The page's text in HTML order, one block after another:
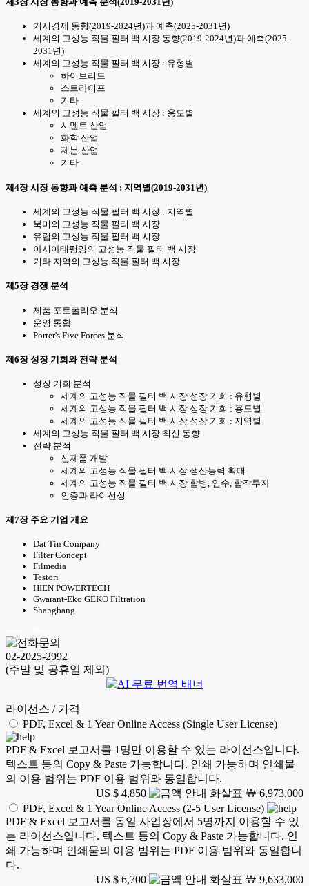
거시경제 동향(2019-2024년)과 예측(2025-2031년)
세계의 고성능 직물 필터 백 시장 동향(2019-2024년)과 예측(2025-
2031년)
세계의 고성능 직물 필터 백 시장 : 유형별
하이브리드
스트라이프
기타
세계의 고성능 직물 필터 백 시장 : 용도별
시멘트 산업
화학 산업
제분 산업
기타
제4장 시장 동향과 예측 분석 : 지역별(2019-2031년)
세계의 고성능 직물 필터 백 시장 : 지역별
북미의 고성능 직물 필터 백 시장
유럽의 고성능 직물 필터 백 시장
아시아태평양의 고성능 직물 필터 백 시장
기타 지역의 고성능 직물 필터 백 시장
제5장 경쟁 분석
제품 포트폴리오 분석
운영 통합
Porter's Five Forces 분석
제6장 성장 기회와 전략 분석
성장 기회 분석
세계의 고성능 직물 필터 백 시장 성장 기회 : 유형별
세계의 고성능 직물 필터 백 시장 성장 기회 : 용도별
세계의 고성능 직물 필터 백 시장 성장 기회 : 지역별
세계의 고성능 직물 필터 백 시장 최신 동향
전략 분석
신제품 개발
세계의 고성능 직물 필터 백 시장 생산능력 확대
세계의 고성능 직물 필터 백 시장 합병, 인수, 합작투자
인증과 라이선싱
제7장 주요 기업 개요
Dat Tin Company
Filter Concept
Filmedia
Testori
HIEN POWERTECH
Gwarant-Eko GEKO Filtration
Shangbang
02-2025-2992
(주말 및 공휴일 제외)
라이선스 / 가격
PDF, Excel & 1 Year Online Access (Single User License)
PDF & Excel 보고서를 1명만 이용할 수 있는 라이선스입니다.
텍스트 등의 Copy & Paste 가능합니다. 인쇄 가능하며 인쇄물
의 이용 범위는 PDF 이용 범위와 동일합니다.
US $ 4,850
￦ 6,973,000
PDF, Excel & 1 Year Online Access (2-5 User License)
PDF & Excel 보고서를 동일 사업장에서 5명까지 이용할 수 있
는 라이선스입니다. 텍스트 등의 Copy & Paste 가능합니다. 인
쇄 가능하며 인쇄물의 이용 범위는 PDF 이용 범위와 동일합니
다.
US $ 6,700
￦ 9,633,000